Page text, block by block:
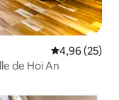
Évaluation
4,96 (25)
de Hoi An